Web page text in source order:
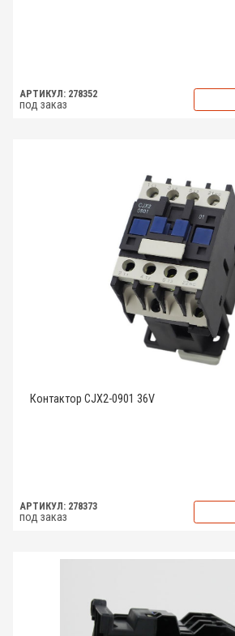
АРТИКУЛ: 278352
под заказ
Контактор CJX2-0901 36V
АРТИКУЛ: 278373
под заказ